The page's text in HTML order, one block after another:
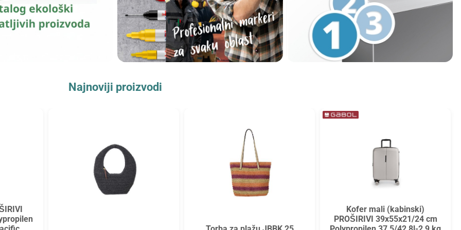
Najnoviji proizvodi
Kofer mali (kabinski)
PROŠIRIVI 39x55x21/24 cm